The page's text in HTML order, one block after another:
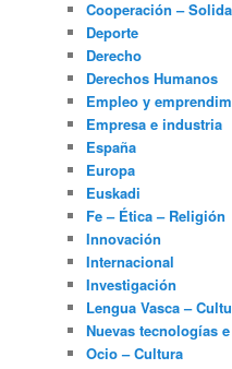
Cooperación –
Deporte
Derecho
Derechos Humanos
Empleo y
Empresa e industria
España
Europa
Euskadi
Fe – Ética – Religión
Innovación
Internacional
Investigación
Lengua Vasca –
Nuevas tecnologías
Ocio – Cultura